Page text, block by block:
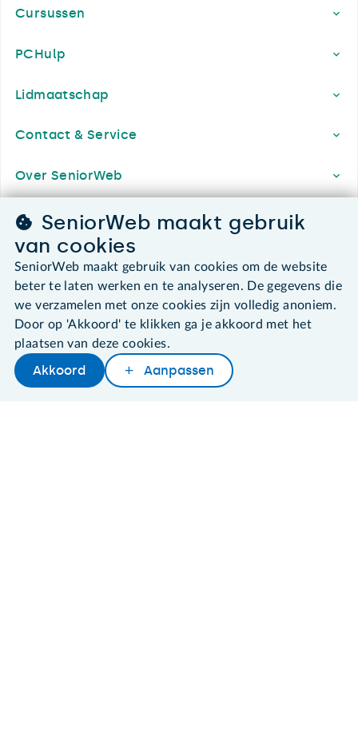
Later lezen Delen Woordenboek
Cursussen
PCHulp
Lidmaatschap
Contact & Service
Over SeniorWeb
SeniorWeb.
De computerhulp voor u.
030 - 276 99 65
leden@seniorweb.nl
SeniorWeb maakt gebruik
van cookies
SeniorWeb maakt gebruik van cookies om de website
beter te laten werken en te analyseren. De gegevens die
we verzamelen met onze cookies zijn volledig anoniem.
Door op 'Akkoord' te klikken ga je akkoord met het
plaatsen van deze cookies.
Akkoord Aanpassen